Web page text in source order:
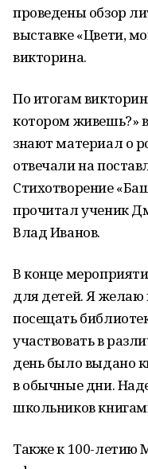
проведены обзор
выставке «Цвети,
викторина.
По итогам
котором живешь?»
знают материал о
отвечали на
Стихотворение
прочитал ученик
Влад Иванов.
В конце
для детей. Я
посещать
участвовать в
день было выдано
в обычные дни.
школьников
Также к 100-летию